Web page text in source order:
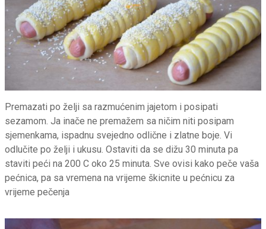
Premazati po želji sa razmućenim jajetom i posipati
sezamom. Ja inače ne premažem sa ničim niti posipam
sjemenkama, ispadnu svejedno odlične i zlatne boje. Vi
odlučite po želji i ukusu. Ostaviti da se dižu 30 minuta pa
staviti peći na 200 C oko 25 minuta. Sve ovisi kako peče vaša
pećnica, pa sa vremena na vrijeme škicnite u pećnicu za
vrijeme pečenja